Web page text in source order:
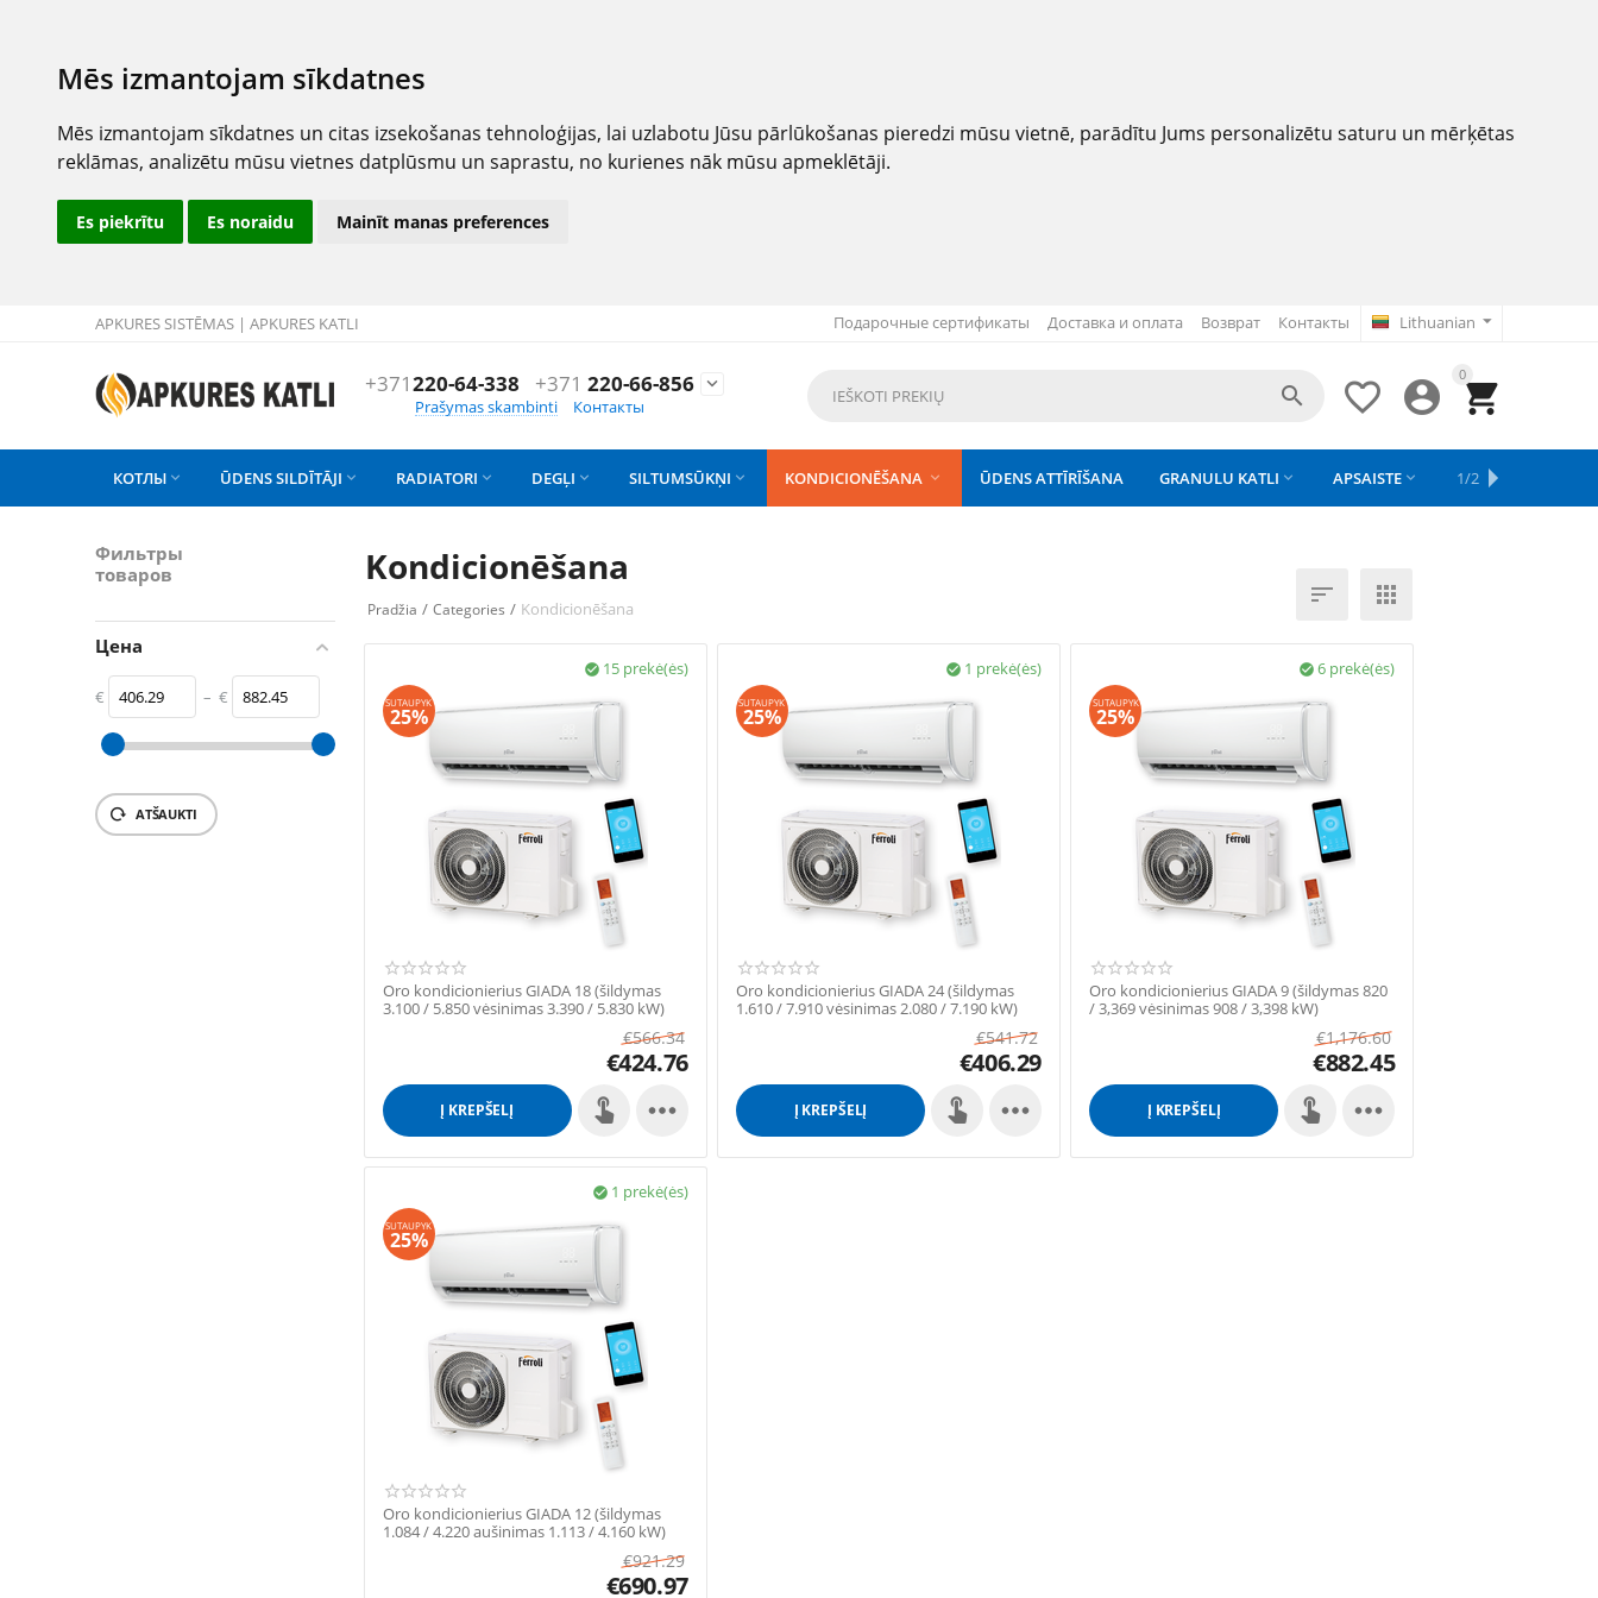
Mēs izmantojam sīkdatnes
Mēs izmantojam sīkdatnes un citas izsekošanas tehnoloģijas, lai uzlabotu Jūsu pārlūkošanas pieredzi mūsu vietnē, parādītu Jums personalizētu saturu un mērķētas
reklāmas, analizētu mūsu vietnes datplūsmu un saprastu, no kurienes nāk mūsu apmeklētāji.
Es piekrītu Es noraidu Mainīt manas preferences
APKURES SISTĒMAS | APKURES KATLI Lithuanian
Подарочные сертификаты Доставка и оплата Возврат Контакты
+371220-64-338 +371 220-66-856

Prašymas skambinti
Контакты
0




КОТЛЫ  ŪDENS SILDĪTĀJI  RADIATORI  DEGĻI  SILTUMSŪKŅI  KONDICIONĒŠANA  ŪDENS ATTĪRĪŠANA GRANULU KATLI  APSAISTE  REZERVES DAĻAS
1/2
Фильтры
товаров
Цена
€ – €
406.29 882.45
ATŠAUKTI
Kondicionēšana
Pradžia / Categories / Kondicionēšana  
15 prekė(ės)

SUTAUPYK
25%
Oro kondicionierius GIADA 18 (šildymas
3.100 / 5.850 vėsinimas 3.390 / 5.830 kW)
€566.34
€424.76
Į KREPŠELĮ 
1 prekė(ės)

SUTAUPYK
25%
Oro kondicionierius GIADA 24 (šildymas
1.610 / 7.910 vėsinimas 2.080 / 7.190 kW)
€541.72
€406.29
Į KREPŠELĮ 
6 prekė(ės)

SUTAUPYK
25%
Oro kondicionierius GIADA 9 (šildymas 820
/ 3,369 vėsinimas 908 / 3,398 kW)
€1,176.60
€882.45
Į KREPŠELĮ 
1 prekė(ės)

SUTAUPYK
25%
Oro kondicionierius GIADA 12 (šildymas
1.084 / 4.220 aušinimas 1.113 / 4.160 kW)
€921.29
€690.97